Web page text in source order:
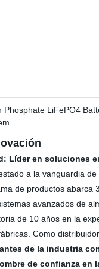
Líder en soluciones
a la vanguardia
de productos
avanzados de
de 10 años en la
Como
de la industria
de confianza en